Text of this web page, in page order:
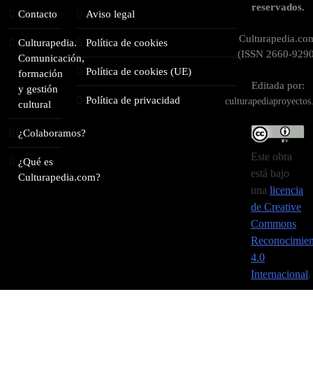
Contacto
Culturapedia.
Comunicación,
formación
y gestión
cultural
¿Colaboramos?
¿Qué es
Culturapedia.com?
Aviso legal
Política de cookies
Política de cookies (UE)
Política de privacidad
reservados.
(ISSN 2660-
Editada por:
Este obra
está bajo
unalicencia
de Creative
Commons
4.0
Internacional.